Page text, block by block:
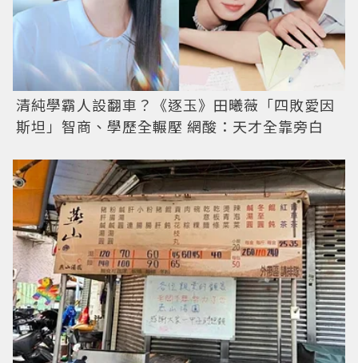
清純學霸人設翻車？《逐玉》田曦薇「四敗愛因
斯坦」智商、學歷全輾壓 網酸：天才全靠旁白